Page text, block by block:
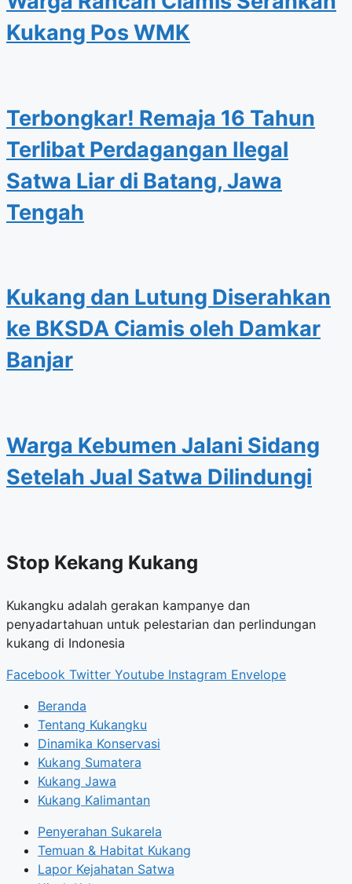
Kukang Pos WMK
Terbongkar! Remaja 16 Tahun
Terlibat Perdagangan Ilegal
Satwa Liar di Batang, Jawa
Tengah
Kukang dan Lutung Diserahkan
ke BKSDA Ciamis oleh Damkar
Banjar
Warga Kebumen Jalani Sidang
Setelah Jual Satwa Dilindungi
Stop Kekang Kukang
Kukangku adalah gerakan kampanye dan
penyadartahuan untuk pelestarian dan perlindungan
kukang di Indonesia
Facebook Twitter Youtube Instagram Envelope
Beranda
Tentang Kukangku
Dinamika Konservasi
Kukang Sumatera
Kukang Jawa
Kukang Kalimantan
Penyerahan Sukarela
Temuan & Habitat Kukang
Lapor Kejahatan Satwa